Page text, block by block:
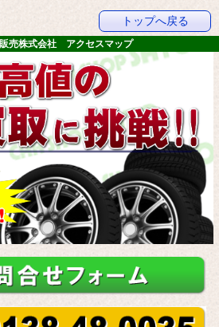
トップへ戻る
売株式会社 アクセスマップ